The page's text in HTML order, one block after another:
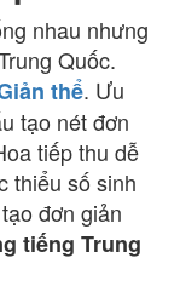
nhau nhưng
Quốc.
thể. Ưu
tạo nét đơn
tiếp thu dễ
thiểu số sinh
đơn giản
tiếng Trung